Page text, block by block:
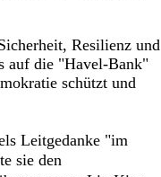
Resilienz und
auf die "Havel‑Bank"
schützt und
Leitgedanke "im
sie den